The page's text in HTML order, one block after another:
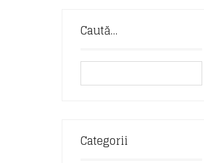
Caută…
Categorii